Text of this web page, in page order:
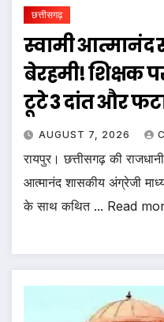
छत्तीसगढ़
स्वामी आत्मानंद
बेरहमी! शिक्षक
टूटे 3 दांत और
AUGUST 7, 2026
रायपुर। छत्तीसगढ़ की
आत्मानंद शासकीय अंग्रेजी
के साथ कथित ... Read